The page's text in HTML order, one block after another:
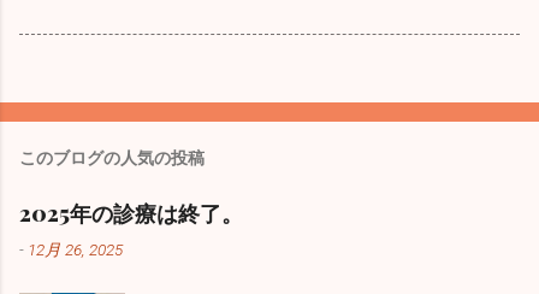
このブログの人気の投稿
2025年の診療は終了。
- 12月 26, 2025